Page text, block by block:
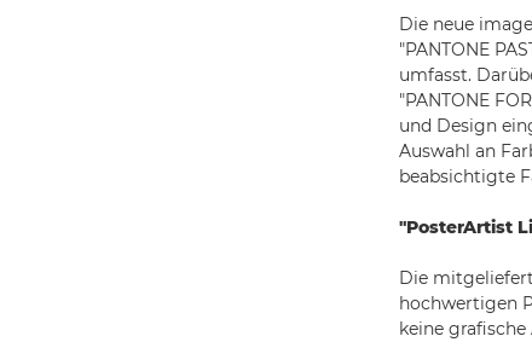
Die neue
"PANTONE
umfasst.
"PANTONE
und Design
Auswahl an
beabsichtigte
"PosterArtist
Die
hochwertigen
keine